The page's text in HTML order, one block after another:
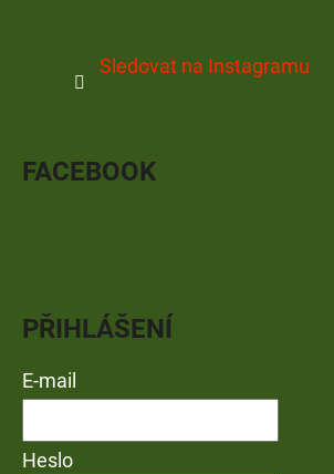
Sledovat na Instagramu
FACEBOOK
PŘIHLÁŠENÍ
E-mail
Heslo